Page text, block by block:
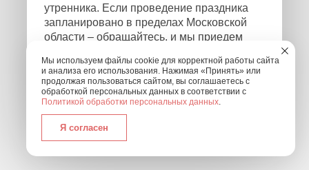
утренника. Если проведение праздника
запланировано в пределах Московской
области – обращайтесь, и мы приедем
будет проходить мероприятие! Чтобы
связаться с нами, оставьте заявку на
обратный звонок или позвоните нам по
номеру: +7 (495) 877-30-01.
Мы используем файлы cookie для корректной работы сайта
и анализа его использования. Нажимая «Принять» или
продолжая пользоваться сайтом, вы соглашаетесь с
обработкой персональных данных в соответствии с
Политикой обработки персональных данных.
Я согласен